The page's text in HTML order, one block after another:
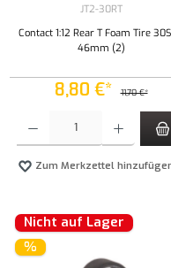
JT2-30RT
Contact 1:12 Rear T Foam Tire
46mm (2)
8,80 €* 11,70 €*
Produkt Anzahl: Gib den
Zum Merkzettel
Nicht auf Lager
%